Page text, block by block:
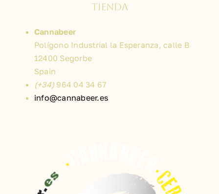
Contacto
Ingredientes
Distribución
TIENDA
Cannabeer
Polígono Industrial la Esperanza, calle B
12400 Segorbe
Spain
(+34) 964 04 34 67
info@cannabeer.es